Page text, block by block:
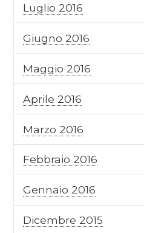
Luglio 2016
Giugno 2016
Maggio 2016
Aprile 2016
Marzo 2016
Febbraio 2016
Gennaio 2016
Dicembre 2015